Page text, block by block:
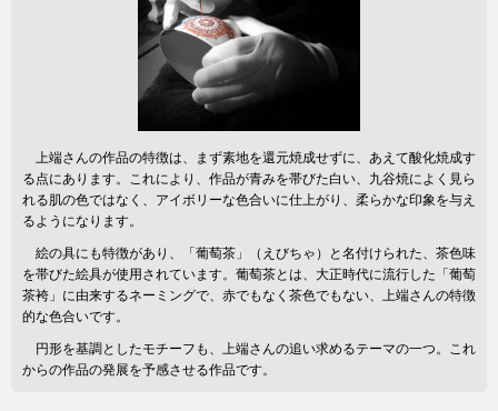
上端さんの作品の特徴は、まず素地を還元焼成せずに、あえて酸化焼成す
る点にあります。これにより、作品が青みを帯びた白い、九谷焼によく見ら
れる肌の色ではなく、アイボリーな色合いに仕上がり、柔らかな印象を与え
るようになります。
絵の具にも特徴があり、「葡萄茶」（えびちゃ）と名付けられた、茶色味
を帯びた絵具が使用されています。葡萄茶とは、大正時代に流行した「葡萄
茶袴」に由来するネーミングで、赤でもなく茶色でもない、上端さんの特徴
的な色合いです。
円形を基調としたモチーフも、上端さんの追い求めるテーマの一つ。これ
からの作品の発展を予感させる作品です。